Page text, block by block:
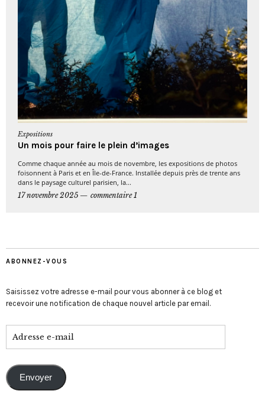
Expositions
Un mois pour faire le plein d’images
Comme chaque année au mois de novembre, les expositions de photos
foisonnent à Paris et en Île-de-France. Installée depuis près de trente ans
dans le paysage culturel parisien, la...
17 novembre 2025
commentaire 1
ABONNEZ-VOUS
Saisissez votre adresse e-mail pour vous abonner à ce blog et
recevoir une notification de chaque nouvel article par email.
Envoyer